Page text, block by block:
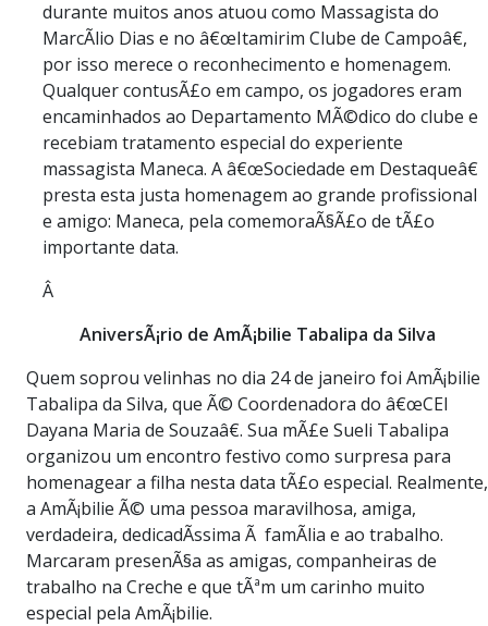
durante muitos anos atuou como Massagista do
MarcÃ­lio Dias e no â€œItamirim Clube de Campoâ€,
por isso merece o reconhecimento e homenagem.
Qualquer contusÃ£o em campo, os jogadores eram
encaminhados ao Departamento MÃ©dico do clube e
recebiam tratamento especial do experiente
massagista Maneca. A â€œSociedade em Destaqueâ€
presta esta justa homenagem ao grande profissional
e amigo: Maneca, pela comemoraÃ§Ã£o de tÃ£o
importante data.
Â
AniversÃ¡rio de AmÃ¡bilie Tabalipa da Silva
Quem soprou velinhas no dia 24 de janeiro foi AmÃ¡bilie
Tabalipa da Silva, que Ã© Coordenadora do â€œCEI
Dayana Maria de Souzaâ€. Sua mÃ£e Sueli Tabalipa
organizou um encontro festivo como surpresa para
homenagear a filha nesta data tÃ£o especial. Realmente,
a AmÃ¡bilie Ã© uma pessoa maravilhosa, amiga,
verdadeira, dedicadÃ­ssima Ã famÃ­lia e ao trabalho.
Marcaram presenÃ§a as amigas, companheiras de
trabalho na Creche e que tÃªm um carinho muito
especial pela AmÃ¡bilie.